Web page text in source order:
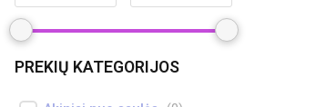
PREKIŲ KATEGORIJOS